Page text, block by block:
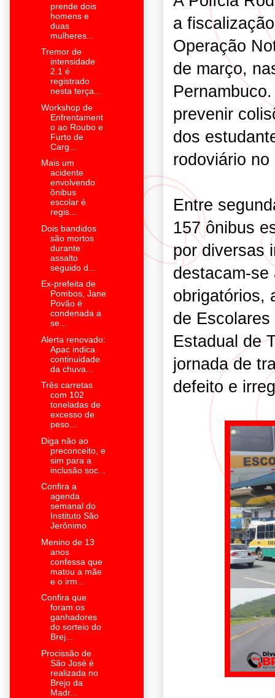
a
Operação
de março,
prevenir
dos
rodoviário no
Entre
157 ônibus
por diversas
destacam-se
obrigatórios,
de
Estadual de
jornada de
defeito e
prende dois
homens e
duas
mulheres...
Tremor de
intensidade
2.1 é
registrado
nesta terça...
Workshop de
Enfrentament
o ao Roubo e
Furto de
Carg...
Mais um
acidente
envolvendo
ônibus
escolar é
regis...
Dois bandidos
são mortos
durante
assalto
seguido d...
Ex-prefeita de
Pombos, Jane
Povão é
condenada a
se...
Alerta renovado:
Apac indica
continuidade
da chuva...
Três carretas
com 102
toneladas de
excesso de
peso...
Diga não ao
preconceito, e
sim para a
inclusão soc...
Confira a
agenda
semanal do
Instituto São
Jerônimo
Menino de 13
anos
confessa que
matou a mãe
e o irm...
Confira que
foram os
ganhadores
do sorteio do
Brej...
Procissão de
São José é
realizada no
Brejo da
Madr...